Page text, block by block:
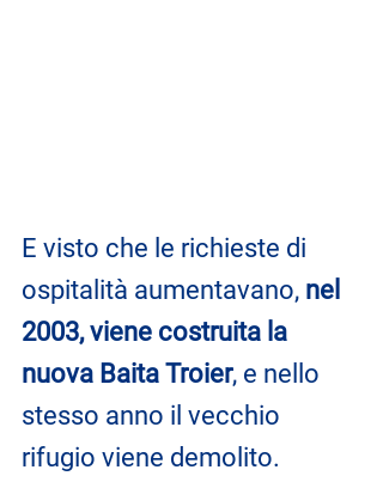
E visto che le richieste di
ospitalità aumentavano, nel
2003, viene costruita la
nuova Baita Troier, e nello
stesso anno il vecchio
rifugio viene demolito.